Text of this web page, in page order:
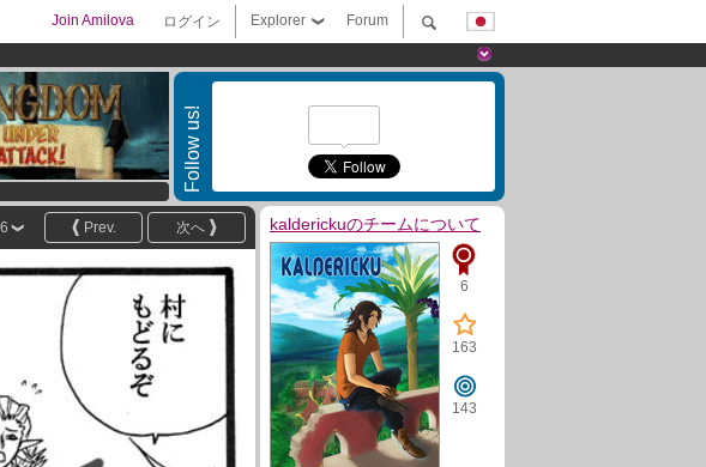
Forum
Explorer
ログイン
Join Amilova
Follow us!
次へ
Prev. kalderickuのチームについて
6
163
143